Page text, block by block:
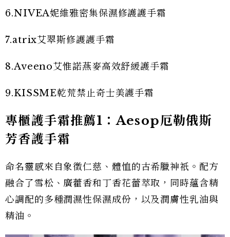
6.NIVEA妮維雅密集保濕修護護手霜
7.atrix艾翠斯修護護手霜
8.Aveeno艾惟諾燕麥高效舒緩護手霜
9.KISSME乾荒禁止奇士美護手霜
專櫃護手霜推薦1：Aesop厄勒俄斯
芳香護手霜
命名靈感來自象徵仁慈、體恤的古希臘神祇。配方
融合了雪松、廣藿香和丁香花蕾萃取，同時蘊含精
心調配的多種潤濕性保濕成份，以及潤膚性乳油與
精油。